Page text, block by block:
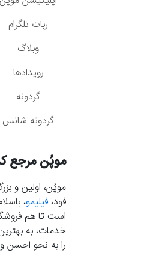
ربات تلگرام
وبلاگ
رویدادها
گردونه
گردونه شانس
موپُن مرجع
موپُن، اولین و
فود، فیلیمو،
است تا هم
خدمات، به
را به نحو احسن و